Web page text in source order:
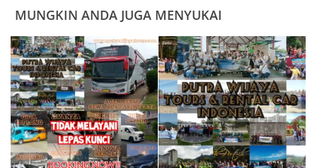
MUNGKIN ANDA JUGA MENYUKAI